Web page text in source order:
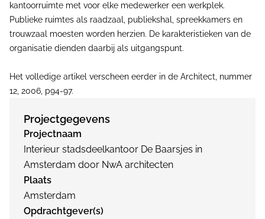
kantoorruimte met voor elke medewerker een werkplek.
Publieke ruimtes als raadzaal, publiekshal, spreekkamers en
trouwzaal moesten worden herzien. De karakteristieken van de
organisatie dienden daarbij als uitgangspunt.
Het volledige artikel verscheen eerder in de Architect, nummer
12, 2006, p94-97.
Projectgegevens
Projectnaam
Interieur stadsdeelkantoor De Baarsjes in
Amsterdam door NwA architecten
Plaats
Amsterdam
Opdrachtgever(s)